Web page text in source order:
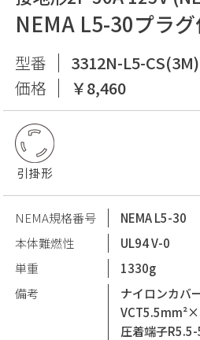
NEMA L5-30プラ
型番
3312N-L5-CS(3M)
価格
￥8,460
引掛形
NEMA規格番号
NEMA L5-30
本体難燃性
UL94 V-0
単重
1330g
備考
ナイロンカバ
圧着端子